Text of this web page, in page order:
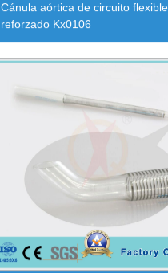
Cánula aórtica de circuito flexible
reforzado Kx0106